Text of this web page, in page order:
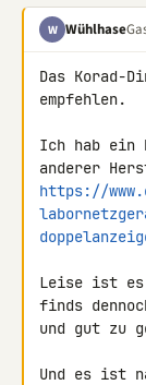
W Wühlhase
Das Korad-
empfehlen.
Ich hab ein
https://
Leise ist es
finds
und gut zu
Und es ist